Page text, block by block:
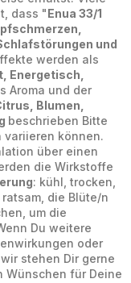
dass "Enua 33/1
und
werden als
Energetisch,
Aroma und der
Blumen,
beschrieben Bitte
variieren können.
über einen
die Wirkstoffe
: kühl, trocken,
die Blüte/n
um die
Du weitere
oder
stehen Dir gerne
Wünschen für Deine